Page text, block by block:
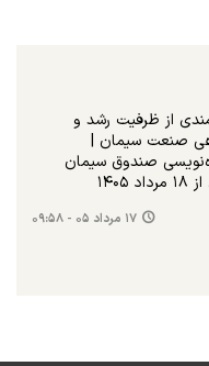
از ظرفیت رشد و
صنعت سیمان |
صندوق سیمان
۱۴۰۵
۱۷ مرداد ۰۵ - ۰۹:۵۸